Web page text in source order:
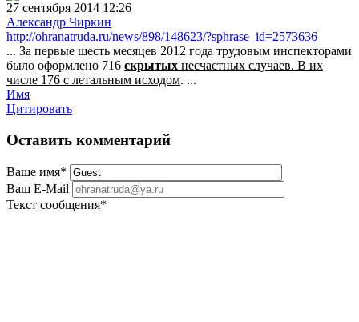
27 сентября 2014 12:26
Александр Чиркин
http://ohranatruda.ru/news/898/148623/?sphrase_id=2573636
... За первые шесть месяцев 2012 года трудовым инспекторами
было оформлено 716 скрытых несчастных случаев. В их
числе 176 с летальным исходом. ...
Имя
Цитировать
Оставить комментарий
Ваше имя*
Ваш E-Mail
Текст сообщения*